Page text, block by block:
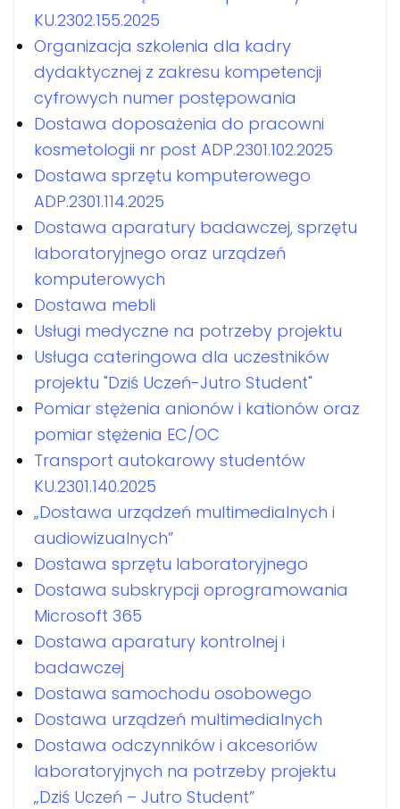
KU.2302.155.2025
Organizacja szkolenia dla kadry
dydaktycznej z zakresu kompetencji
cyfrowych numer postępowania
Dostawa doposażenia do pracowni
kosmetologii nr post ADP.2301.102.2025
Dostawa sprzętu komputerowego
ADP.2301.114.2025
Dostawa aparatury badawczej, sprzętu
laboratoryjnego oraz urządzeń
komputerowych
Dostawa mebli
Usługi medyczne na potrzeby projektu
Usługa cateringowa dla uczestników
projektu "Dziś Uczeń-Jutro Student"
Pomiar stężenia anionów i kationów oraz
pomiar stężenia EC/OC
Transport autokarowy studentów
KU.2301.140.2025
„Dostawa urządzeń multimedialnych i
audiowizualnych”
Dostawa sprzętu laboratoryjnego
Dostawa subskrypcji oprogramowania
Microsoft 365
Dostawa aparatury kontrolnej i
badawczej
Dostawa samochodu osobowego
Dostawa urządzeń multimedialnych
Dostawa odczynników i akcesoriów
laboratoryjnych na potrzeby projektu
„Dziś Uczeń – Jutro Student”